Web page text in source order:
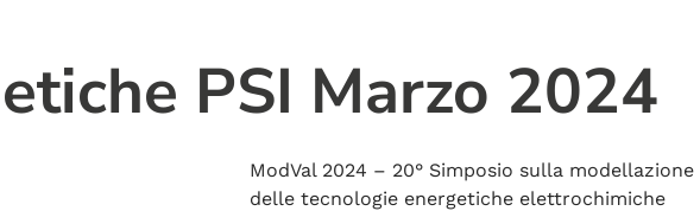
PSI Marzo 2024
ModVal 2024 – 20° Simposio sulla
delle tecnologie energetiche elettrochimiche